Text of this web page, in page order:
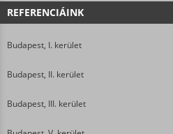
REFERENCIÁINK
Budapest, I. kerület
Budapest, II. kerület
Budapest, III. kerület